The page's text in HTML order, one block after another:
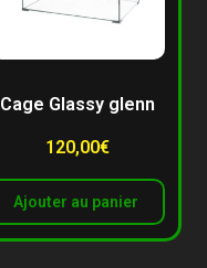
Cage Glassy glenn
120,00€
Ajouter au panier